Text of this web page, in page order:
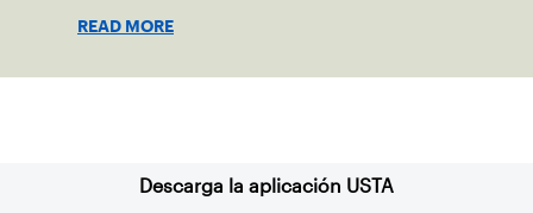
READ MORE
Descarga la aplicación USTA